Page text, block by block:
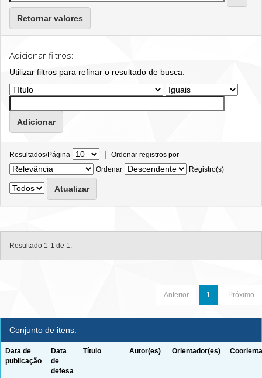
Retornar valores
Adicionar filtros:
Utilizar filtros para refinar o resultado de busca.
Resultados/Página | Ordenar registros por
Ordenar
Registro(s)
Resultado 1-1 de 1.
Anterior 1 Próximo
Conjunto de itens:
Data de
publicação
Data
de
defesa
Título Autor(es) Orientador(es)